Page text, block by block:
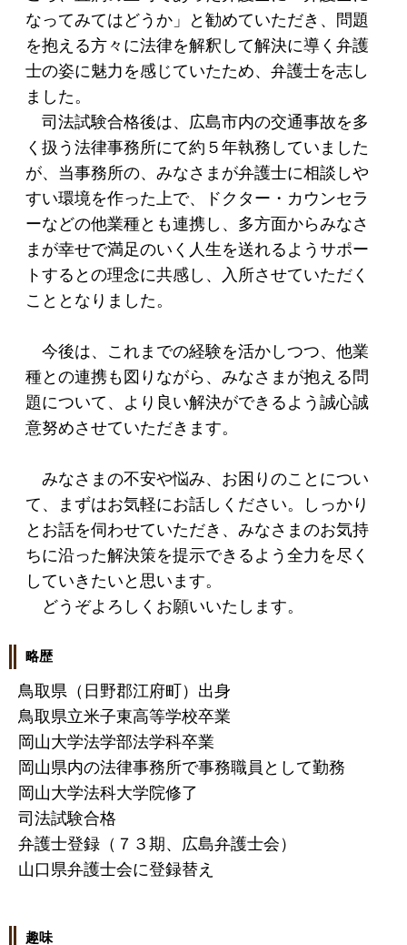
なってみてはどうか」と勧めていただき、問題
を抱える方々に法律を解釈して解決に導く弁護
士の姿に魅力を感じていたため、弁護士を志し
ました。
司法試験合格後は、広島市内の交通事故を多
く扱う法律事務所にて約５年執務していました
が、当事務所の、みなさまが弁護士に相談しや
すい環境を作った上で、ドクター・カウンセラ
ーなどの他業種とも連携し、多方面からみなさ
まが幸せで満足のいく人生を送れるようサポー
トするとの理念に共感し、入所させていただく
こととなりました。
今後は、これまでの経験を活かしつつ、他業
種との連携も図りながら、みなさまが抱える問
題について、より良い解決ができるよう誠心誠
意努めさせていただきます。
みなさまの不安や悩み、お困りのことについ
て、まずはお気軽にお話しください。しっかり
とお話を伺わせていただき、みなさまのお気持
ちに沿った解決策を提示できるよう全力を尽く
していきたいと思います。
どうぞよろしくお願いいたします。
略歴
鳥取県（日野郡江府町）出身
鳥取県立米子東高等学校卒業
岡山大学法学部法学科卒業
岡山県内の法律事務所で事務職員として勤務
岡山大学法科大学院修了
司法試験合格
弁護士登録（７３期、広島弁護士会）
山口県弁護士会に登録替え
趣味